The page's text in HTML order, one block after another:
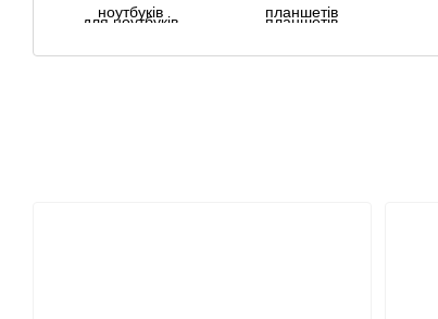
ноутбуків
планшетів